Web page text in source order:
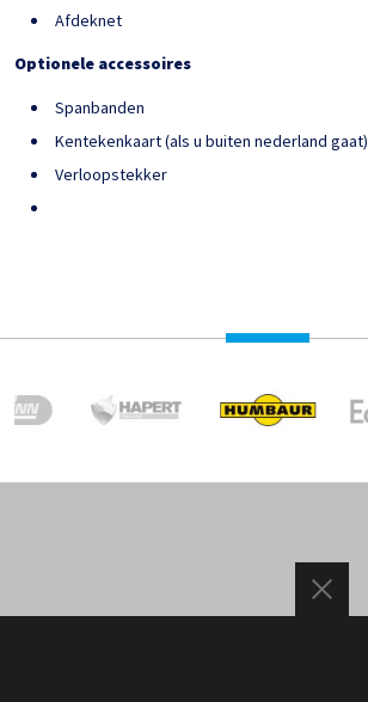
Afdeknet
Optionele accessoires
Spanbanden
Kentekenkaart (als u buiten nederland gaat)
Verloopstekker